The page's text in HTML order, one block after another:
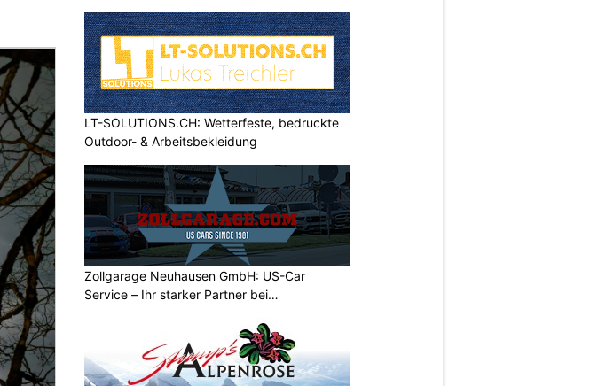
LT-SOLUTIONS.CH: Wetterfeste, bedruckte
Outdoor- & Arbeitsbekleidung
Zollgarage Neuhausen GmbH: US-Car
Service – Ihr starker Partner bei